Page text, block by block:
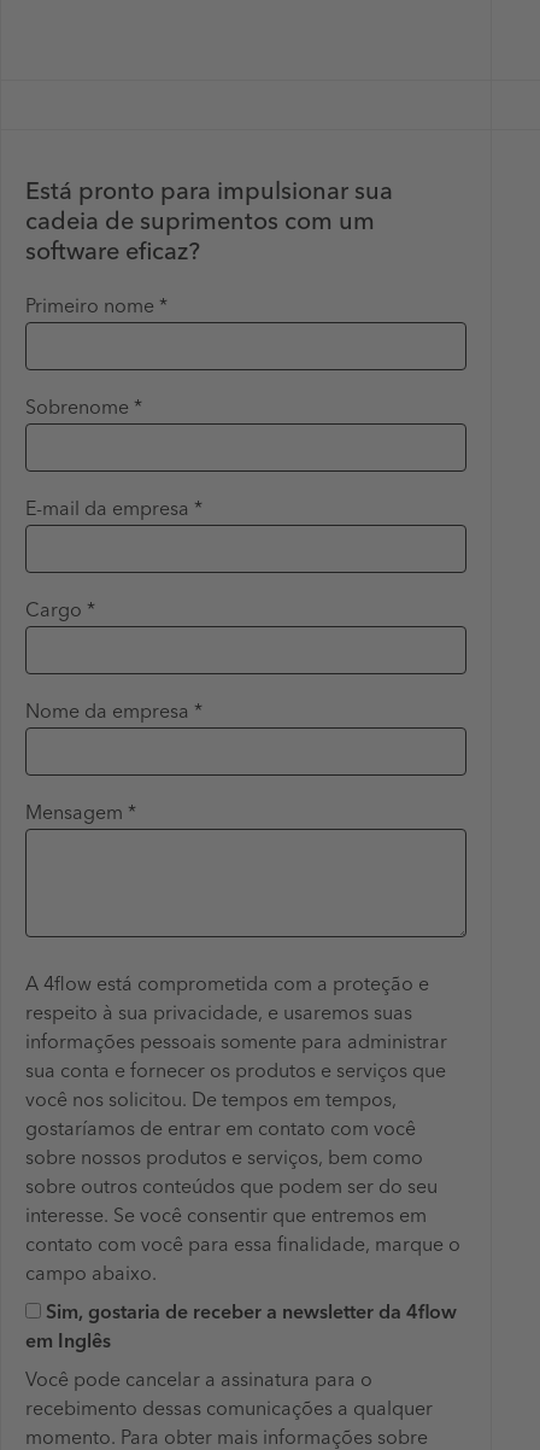
Está pronto para impulsionar sua
cadeia de suprimentos com um
software eficaz?
Primeiro nome *
Sobrenome *
E-mail da empresa *
Cargo *
Nome da empresa *
Mensagem *
A 4flow está comprometida com a proteção e
respeito à sua privacidade, e usaremos suas
informações pessoais somente para administrar
sua conta e fornecer os produtos e serviços que
você nos solicitou. De tempos em tempos,
gostaríamos de entrar em contato com você
sobre nossos produtos e serviços, bem como
sobre outros conteúdos que podem ser do seu
interesse. Se você consentir que entremos em
contato com você para essa finalidade, marque o
campo abaixo.
Sim, gostaria de receber a newsletter da 4flow
em Inglês
Você pode cancelar a assinatura para o
recebimento dessas comunicações a qualquer
momento. Para obter mais informações sobre